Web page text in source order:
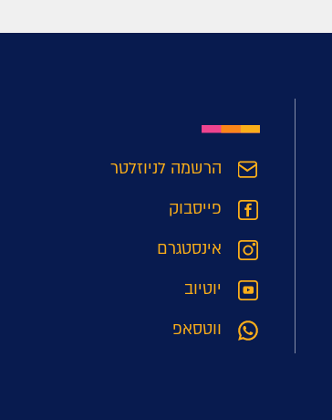
הרשמה לניוזלטר
פייסבוק
אינסטגרם
יוטיוב
ווטסאפ